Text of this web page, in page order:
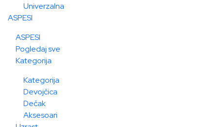
Univerzalna
ASPESI
ASPESI
Pogledaj sve
Kategorija
Kategorija
Devojčica
Dečak
Aksesoari